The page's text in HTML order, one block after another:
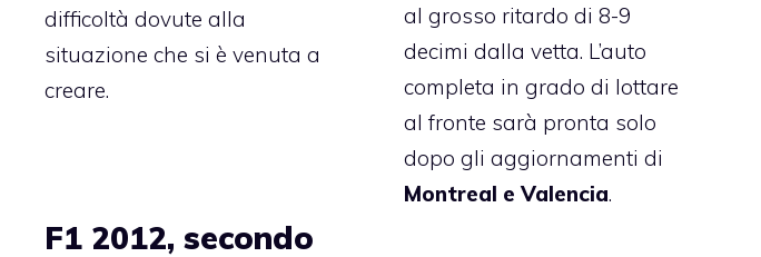
difficoltà dovute alla
situazione che si è venuta a
creare.
al grosso ritardo di 8-9
decimi dalla vetta. L’auto
completa in grado di lottare
al fronte sarà pronta solo
dopo gli aggiornamenti di
Montreal e Valencia.
F1 2012, secondo